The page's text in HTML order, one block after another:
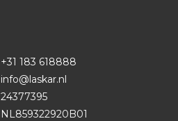
+31 183 618888
info@laskar.nl
24377395
NL859322920B01